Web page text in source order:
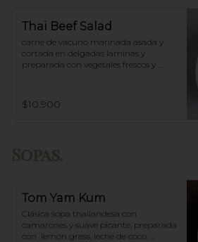
Thai Beef Salad
carne de vacuno marinada asada y
cortada en delgadas laminas y
preparada con vegetales frescos y
$10.900
Tom Yam Kum
Clásica sopa thailandesa con
camarones y suave picante, preparada
con  lemon grass, leche de coco,